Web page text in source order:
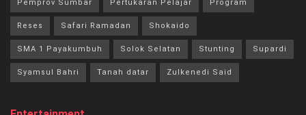
Pemprov Sumbar Pertukaran Pelajar Program
Reses Safari Ramadan Shokaido
SMA 1 Payakumbuh Solok Selatan Stunting Supardi
Syamsul Bahri Tanah datar Zulkenedi Said